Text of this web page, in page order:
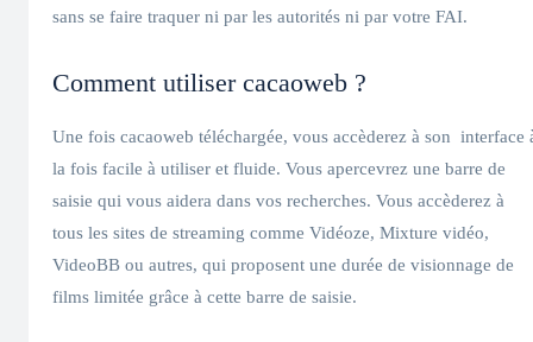
sans se faire traquer ni par les autorités ni par votre FAI.
Comment utiliser cacaoweb ?
Une fois cacaoweb téléchargée, vous accèderez à son interface
la fois facile à utiliser et fluide. Vous apercevrez une barre de
saisie qui vous aidera dans vos recherches. Vous accèderez à
tous les sites de streaming comme Vidéoze, Mixture vidéo,
VideoBB ou autres, qui proposent une durée de visionnage de
films limitée grâce à cette barre de saisie.